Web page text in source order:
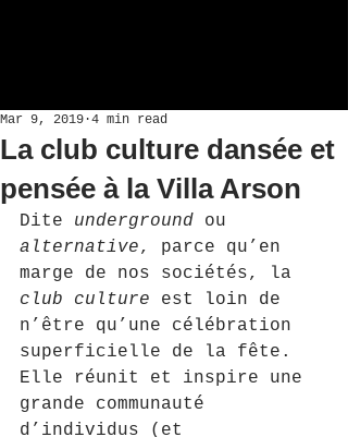
La club culture dansée et
pensée à la Villa Arson
Mar 9, 2019 4 min read
Dite underground ou
alternative, parce qu’en
marge de nos sociétés, la
club culture est loin de
n’être qu’une célébration
superficielle de la fête.
Elle réunit et inspire une
grande communauté
d’individus (et